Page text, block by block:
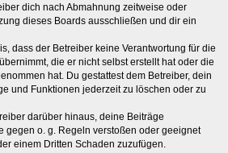
dich nach Abmahnung zeitweise oder
dieses Boards ausschließen und dir ein
dass der Betreiber keine Verantwortung für die
die er nicht selbst erstellt hat oder die
hat. Du gestattest dem Betreiber, dein
und Funktionen jederzeit zu löschen oder zu
darüber hinaus, deine Beiträge
gegen o. g. Regeln verstoßen oder geeignet
einem Dritten Schaden zuzufügen.